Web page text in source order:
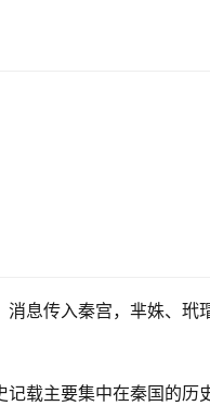
息传入秦宫，芈姝、玳
记载主要集中在秦国的历